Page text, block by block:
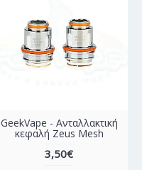
GeekVape - Ανταλλακτική
κεφαλή Zeus Mesh
3,50€